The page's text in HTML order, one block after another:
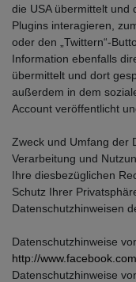
die USA übermittelt und
Plugins interagieren,
oder den „Twittern“-
Information ebenfalls
übermittelt und dort
außerdem in dem
Account veröffentlicht
Zweck und Umfang der
Verarbeitung und
Ihre diesbezüglichen
Schutz Ihrer
Datenschutzhinweisen
Datenschutzhinweise
http://
Datenschutzhinweise